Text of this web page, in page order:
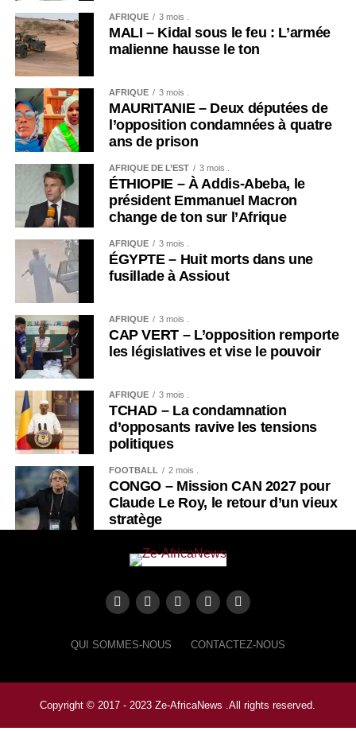
AFRIQUE 3 mois .
MALI – Kidal sous le feu : L’armée
malienne hausse le ton
AFRIQUE 3 mois .
MAURITANIE – Deux députées de
l’opposition condamnées à quatre
ans de prison
AFRIQUE DE L’EST 3 mois .
ÉTHIOPIE – À Addis-Abeba, le
président Emmanuel Macron
change de ton sur l’Afrique
AFRIQUE 3 mois .
ÉGYPTE – Huit morts dans une
fusillade à Assiout
AFRIQUE 3 mois .
CAP VERT – L’opposition remporte
les législatives et vise le pouvoir
AFRIQUE 3 mois .
TCHAD – La condamnation
d’opposants ravive les tensions
politiques
FOOTBALL 2 mois .
CONGO – Mission CAN 2027 pour
Claude Le Roy, le retour d’un vieux
stratège
QUI SOMMES-NOUS CONTACTEZ-NOUS
Copyright © 2017 - 2023 Ze-AfricaNews .All rights reserved.